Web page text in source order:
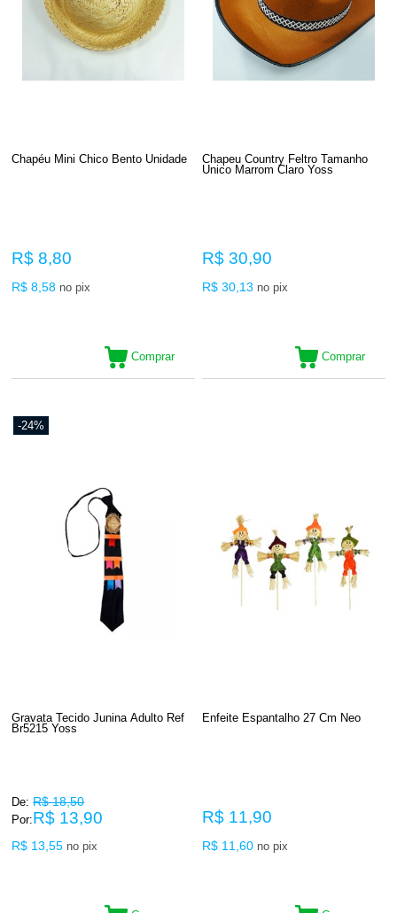
Chapéu Mini Chico Bento Unidade
R$ 8,80
R$ 8,58 no pix
Comprar
Chapeu Country Feltro Tamanho
Unico Marrom Claro Yoss
R$ 30,90
R$ 30,13 no pix
Comprar
-24%
Gravata Tecido Junina Adulto Ref
Br5215 Yoss
De: R$ 18,50
Por:R$ 13,90
R$ 13,55 no pix
Enfeite Espantalho 27 Cm Neo
R$ 11,90
R$ 11,60 no pix